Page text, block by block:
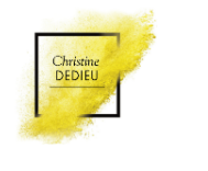
contenu